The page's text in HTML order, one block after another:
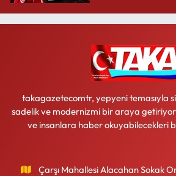
takagazetecomtr, yepyeni temasıyla
sadelik ve modernizmi bir araya
ve insanlara haber okuyabilecekleri
Çarşı Mahallesi Alacahan Sokak